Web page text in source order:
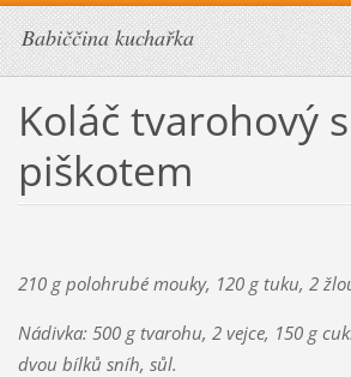
Babiččina kuchařka
Koláč tvarohový s
piškotem
210 g polohrubé mouky, 120 g tuku, 2
Nádivka: 500 g tvarohu, 2 vejce, 150 g
dvou bílků sníh, sůl.